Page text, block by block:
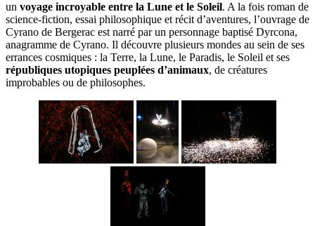
un voyage incroyable entre la Lune et le Soleil. A la fois roman de
science-fiction, essai philosophique et récit d’aventures, l’ouvrage de
Cyrano de Bergerac est narré par un personnage baptisé Dyrcona,
anagramme de Cyrano. Il découvre plusieurs mondes au sein de ses
errances cosmiques : la Terre, la Lune, le Paradis, le Soleil et ses
républiques utopiques peuplées d’animaux, de créatures
improbables ou de philosophes.